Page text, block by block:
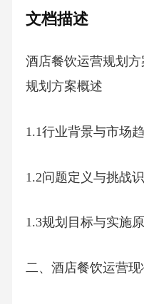
文档描述
酒店餐饮运营规划
规划方案概述
1.1行业背景与市场
1.2问题定义与挑战
1.3规划目标与实施
二、酒店餐饮运营